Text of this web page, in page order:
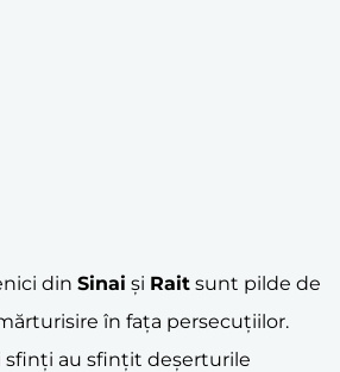
din Sinai și Rait sunt pilde de
în fața persecuțiilor.
sfinți au sfințit deșerturile